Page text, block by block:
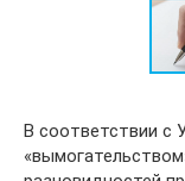
В соответствии с